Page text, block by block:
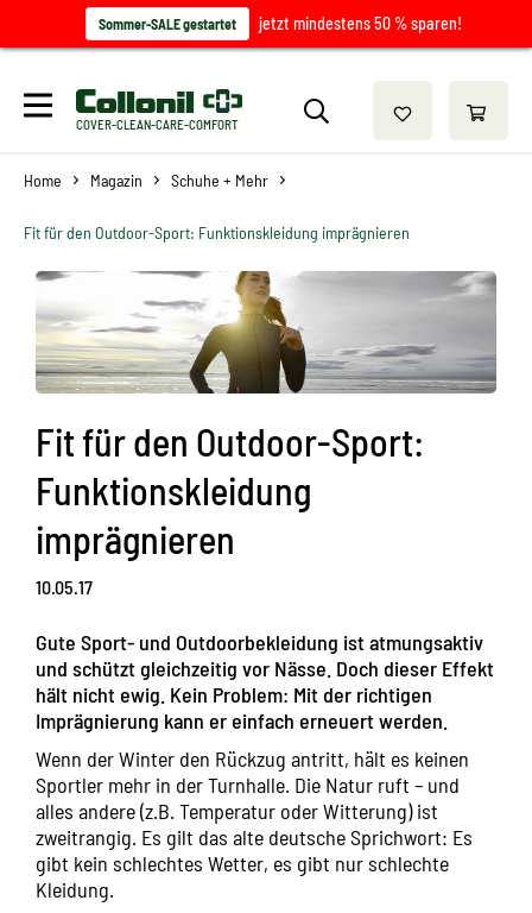
Sommer-SALE gestartet jetzt mindestens 50 % sparen!
COVER-CLEAN-CARE-COMFORT
Home Magazin Schuhe + Mehr
Fit für den Outdoor-Sport: Funktionskleidung imprägnieren
Fit für den Outdoor-Sport:
Funktionskleidung
imprägnieren
10.05.17
Gute Sport- und Outdoorbekleidung ist atmungsaktiv
und schützt gleichzeitig vor Nässe. Doch dieser Effekt
hält nicht ewig. Kein Problem: Mit der richtigen
Imprägnierung kann er einfach erneuert werden.
Wenn der Winter den Rückzug antritt, hält es keinen
Sportler mehr in der Turnhalle. Die Natur ruft – und
alles andere (z.B. Temperatur oder Witterung) ist
zweitrangig. Es gilt das alte deutsche Sprichwort: Es
gibt kein schlechtes Wetter, es gibt nur schlechte
Kleidung.